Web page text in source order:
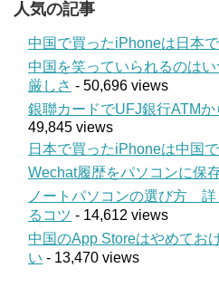
人気の記事
中国で買ったiPhoneは日本
中国を笑っていられるのは
厳しさ - 50,696 views
銀聯カードでUFJ銀行ATM
49,845 views
日本で買ったiPhoneは中国
Wechat履歴をパソコンに保
ノートパソコンの選び方
るコツ - 14,612 views
中国のApp Storeはやめてお
い - 13,470 views